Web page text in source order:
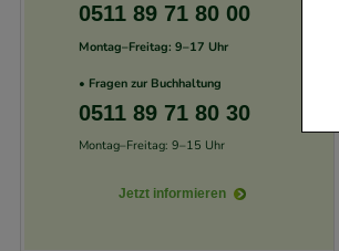
0511 89 71 80 00
Montag–Freitag: 9–17 Uhr
• Fragen zur Buchhaltung
0511 89 71 80 30
Montag–Freitag: 9–15 Uhr
Jetzt informieren